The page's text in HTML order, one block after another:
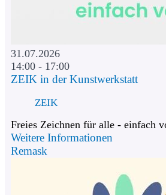
31.07.2026
14:00 - 17:00
ZEIK in der Kunstwerkstatt
ZEIK
Freies Zeichnen für alle - einfach
Weitere Informationen
Remask